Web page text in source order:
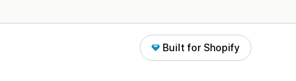
Built for Shopify